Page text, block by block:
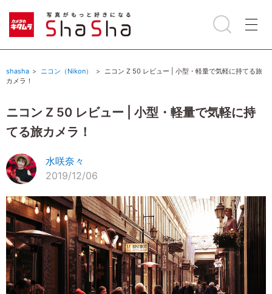
shasha ニコン（Nikon）
ニコン Z 50 レビュー | 小型・軽量で気軽に持てる旅
カメラ！
ニコン Z 50 レビュー | 小型・軽量で気軽に持
てる旅カメラ！
水咲奈々
2019/12/06